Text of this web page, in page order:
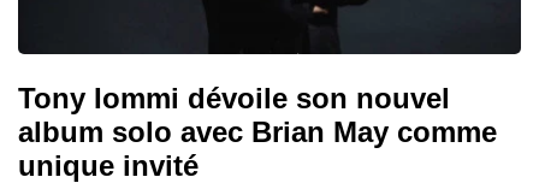
Tony Iommi dévoile son nouvel
album solo avec Brian May comme
unique invité